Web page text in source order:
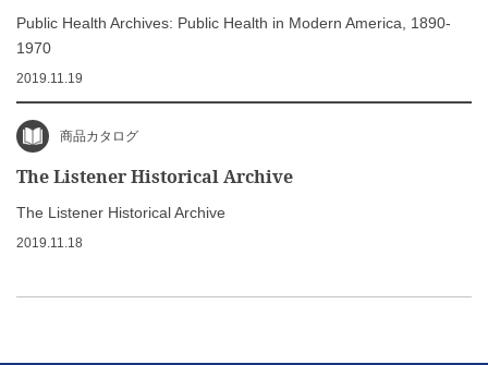
Public Health Archives: Public Health in Modern America, 1890-
1970
2019.11.19
商品カタログ
The Listener Historical Archive
The Listener Historical Archive
2019.11.18